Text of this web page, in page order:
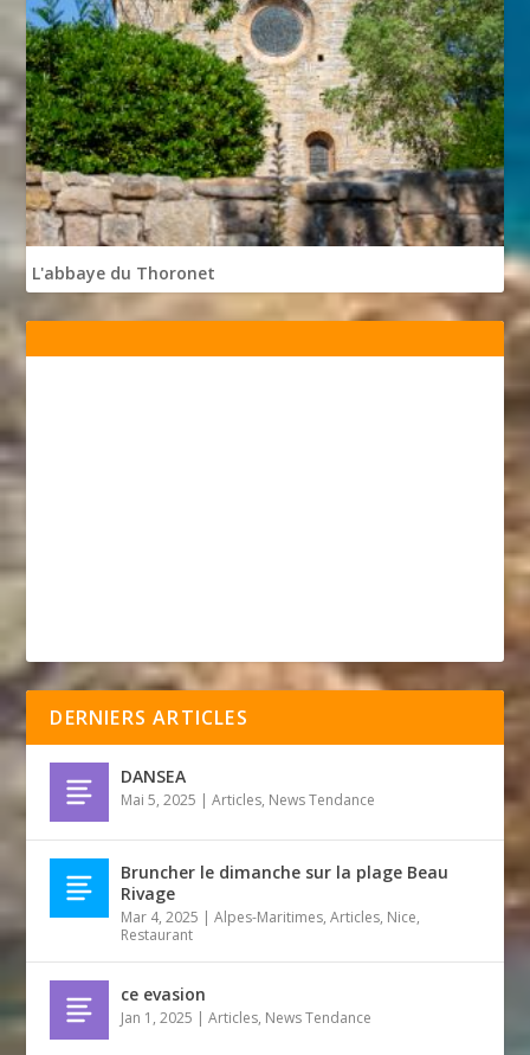
L'abbaye du Thoronet
DERNIERS ARTICLES
DANSEA
Mai 5, 2025 |Articles, News Tendance
Bruncher le dimanche sur la plage Beau
Rivage
Mar 4, 2025 |Alpes-Maritimes,Articles, Nice,
Restaurant
ce evasion
Jan 1, 2025 |Articles, News Tendance